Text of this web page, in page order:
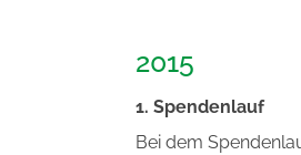
2015
1. Spendenlauf
Bei dem